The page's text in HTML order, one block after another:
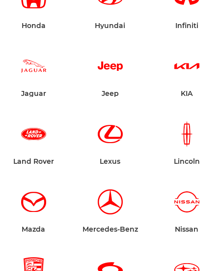
Honda Hyundai Infiniti
Jaguar Jeep KIA
Land Rover Lexus Lincoln
Mazda Mercedes-Benz Nissan